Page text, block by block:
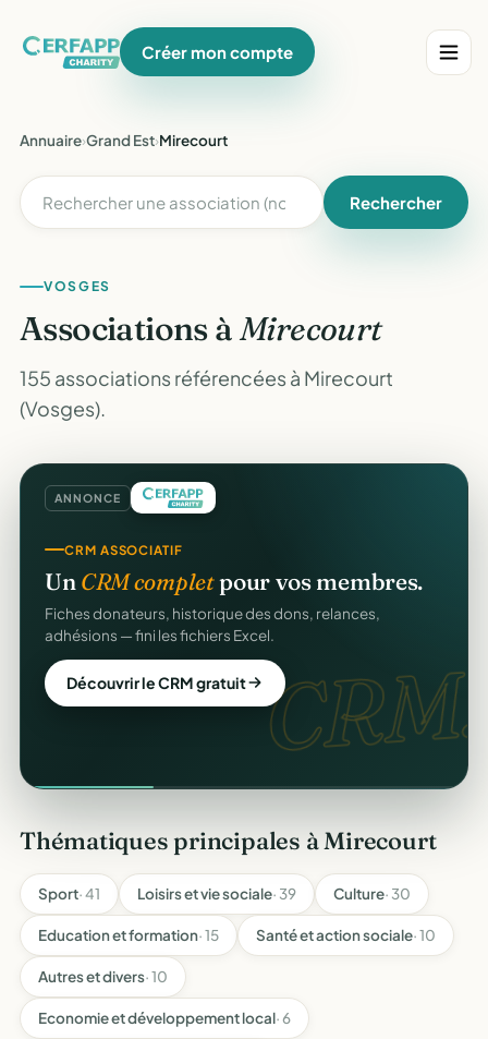
Créer mon compte
Annuaire›Grand Est›Mirecourt
Rechercher
VOSGES
Associations àMirecourt
155 associations référencées à Mirecourt
(Vosges).
ANNONCE
CRM.
CRM ASSOCIATIF
Un CRM completpour vos membres.
Fiches donateurs, historique des dons, relances,
adhésions — fini les fichiers Excel.
Découvrir le CRM gratuit
Thématiques principales à Mirecourt
Sport· 41 Loisirs et vie sociale· 39 Culture· 30
Education et formation· 15 Santé et action sociale· 10
Autres et divers· 10
Economie et développement local· 6